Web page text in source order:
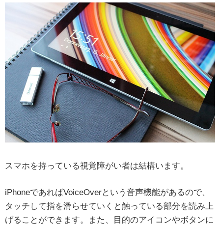
スマホを持っている視覚障がい者は結構います。
iPhoneであればVoiceOverという音声機能があるので、
タッチして指を滑らせていくと触っている部分を読み上
げることができます。また、目的のアイコンやボタンに